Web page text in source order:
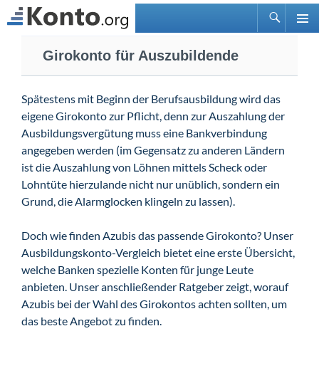
Suchen
springen
Girokonto für Auszubildende
Spätestens mit Beginn der Berufsausbildung wird das
eigene Girokonto zur Pflicht, denn zur Auszahlung der
Ausbildungsvergütung muss eine Bankverbindung
angegeben werden (im Gegensatz zu anderen Ländern
ist die Auszahlung von Löhnen mittels Scheck oder
Lohntüte hierzulande nicht nur unüblich, sondern ein
Grund, die Alarmglocken klingeln zu lassen).
Doch wie finden Azubis das passende Girokonto? Unser
Ausbildungskonto-Vergleich bietet eine erste Übersicht,
welche Banken spezielle Konten für junge Leute
anbieten. Unser anschließender Ratgeber zeigt, worauf
Azubis bei der Wahl des Girokontos achten sollten, um
das beste Angebot zu finden.